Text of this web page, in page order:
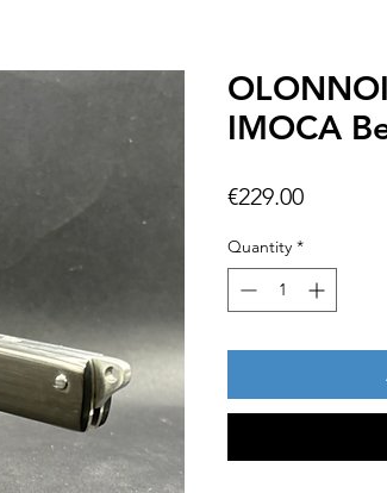
IMOCA
€229.00Price
Quantity *